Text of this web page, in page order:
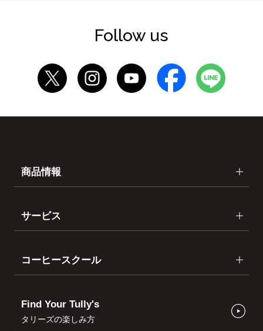
Follow us
商品情報
サービス
コーヒースクール
Find Your Tully's
タリーズの楽しみ方